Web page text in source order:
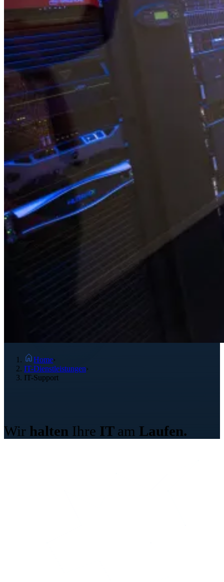
Home›
IT-Dienstleistungen›
IT-Support
Wir halten Ihre IT am Laufen.